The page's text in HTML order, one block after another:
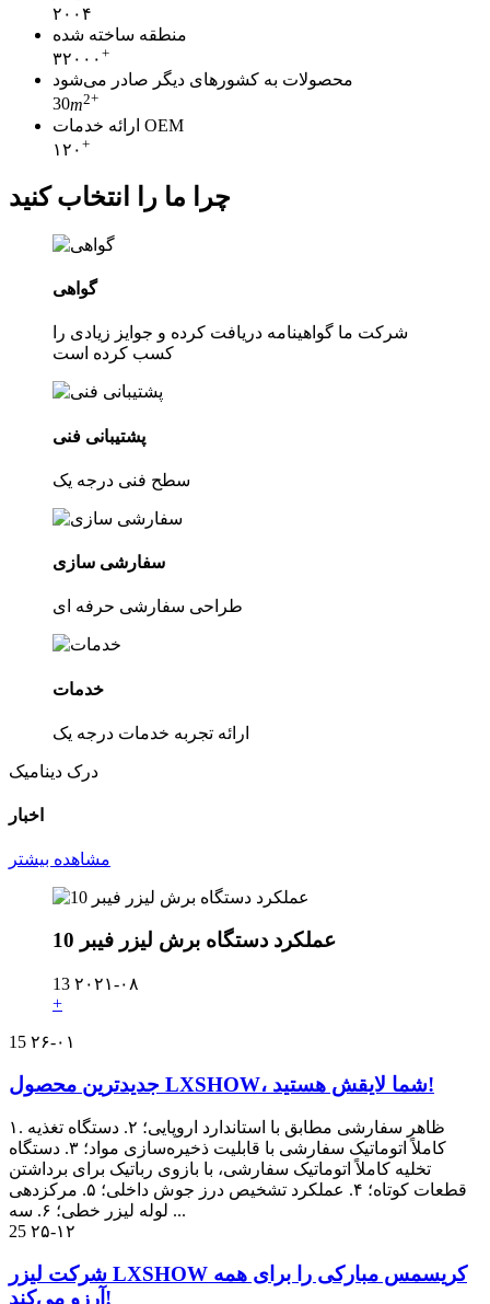
۲۰۰۴
منطقه ساخته شده
۳۲۰۰۰ +
محصولات به کشورهای دیگر صادر می‌شود
30m2+
ارائه خدمات OEM
۱۲۰ +
چرا ما را انتخاب کنید
گواهی
شرکت ما گواهینامه دریافت کرده و جوایز زیادی را
کسب کرده است
پشتیبانی فنی
سطح فنی درجه یک
سفارشی سازی
طراحی سفارشی حرفه ای
خدمات
ارائه تجربه خدمات درجه یک
درک دینامیک
اخبار
مشاهده بیشتر
10 عملکرد دستگاه برش لیزر فیبر
13 ۲۰۲۱-۰۸
+
15 ۲۶-۰۱
جدیدترین محصول LXSHOW، شما لایقش هستید!
۱. ظاهر سفارشی مطابق با استاندارد اروپایی؛ ۲. دستگاه تغذیه
کاملاً اتوماتیک سفارشی با قابلیت ذخیره‌سازی مواد؛ ۳. دستگاه
تخلیه کاملاً اتوماتیک سفارشی، با بازوی رباتیک برای برداشتن
قطعات کوتاه؛ ۴. عملکرد تشخیص درز جوش داخلی؛ ۵. مرکزدهی
لوله لیزر خطی؛ ۶. سه ...
25 ۲۵-۱۲
شرکت لیزر LXSHOW کریسمس مبارکی را برای همه
آرزو می‌کند!